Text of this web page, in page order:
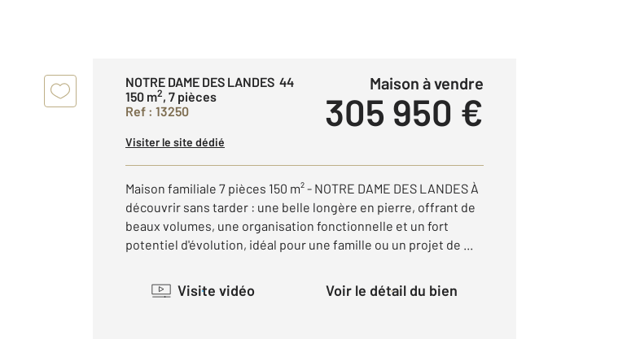
NOTRE DAME DES LANDES 44
150 m2, 7 pièces
Ref : 13250
Maison à vendre
305 950 €
Visiter le site dédié
Maison familiale 7 pièces 150 m² - NOTRE DAME DES LANDES À
découvrir sans tarder : une belle longère en pierre, offrant de
beaux volumes, une organisation fonctionnelle et un fort
potentiel d'évolution, idéal pour une famille ou un projet de ...
Visite vidéo Voir le détail du bien